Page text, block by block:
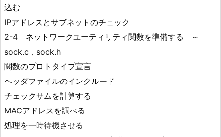
込む
IPアドレスとサブネットのチェック
2-4 ネットワークユーティリティ関数を準備する ～
sock.c，sock.h
関数のプロトタイプ宣言
ヘッダファイルのインクルード
チェックサムを計算する
MACアドレスを調べる
処理を一時待機させる